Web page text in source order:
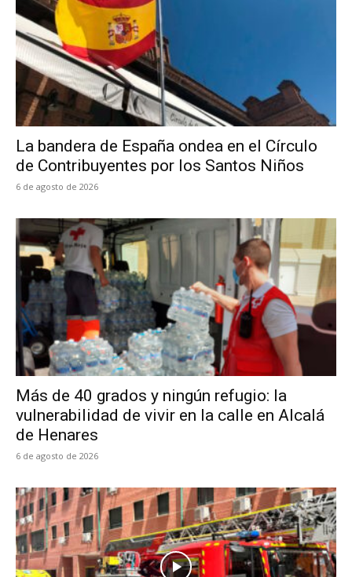
La bandera de España ondea en el Círculo
de Contribuyentes por los Santos Niños
6 de agosto de 2026
Más de 40 grados y ningún refugio: la
vulnerabilidad de vivir en la calle en Alcalá
de Henares
6 de agosto de 2026